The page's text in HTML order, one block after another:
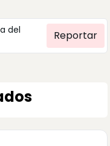
del
Reportar